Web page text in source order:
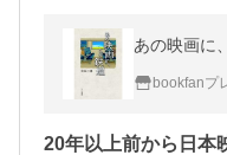
あの映画に
bookfanプ